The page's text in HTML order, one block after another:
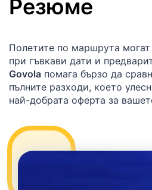
Резюме
Полетите по маршрута
при гъвкави дати и
Govola помага бързо да
пълните разходи, което
най-добрата оферта за